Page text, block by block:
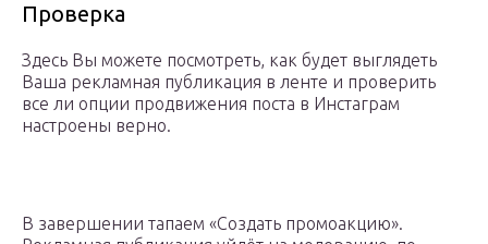
Проверка
Здесь Вы можете посмотреть, как будет выглядеть
Ваша рекламная публикация в ленте и проверить
все ли опции продвижения поста в Инстаграм
настроены верно.
В завершении тапаем «Создать промоакцию».